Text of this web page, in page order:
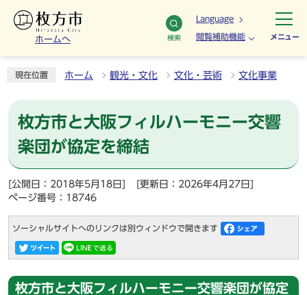
ホームへ 検索
Language
閲覧補助機能 メニュー
現在位置 ホーム 観光・文化 文化・芸術 文化事業
枚方市と大阪フィルハーモニー交響
楽団が協定を締結
[公開日：2018年5月18日]
[更新日：2026年4月27日]
ページ番号：18746
ソーシャルサイトへのリンクは別ウィンドウで開きます
枚方市と大阪フィルハーモニー交響楽団が協定